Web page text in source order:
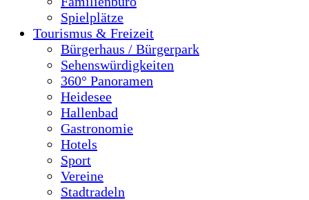
Spielplätze
Tourismus & Freizeit
Bürgerhaus / Bürgerpark
Sehenswürdigkeiten
360° Panoramen
Heidesee
Hallenbad
Gastronomie
Hotels
Sport
Vereine
Stadtradeln